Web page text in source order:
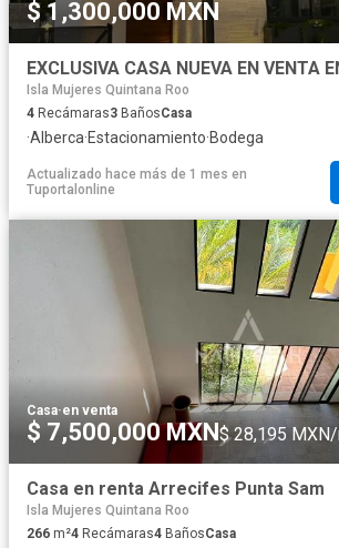
$ 1,300,000 MXN
Isla Mujeres Quintana Roo
4 Recámaras3 BañosCasa
·Alberca·Estacionamiento·Bodega
Actualizado hace más de 1 mes en
Tuportalonline
Casa·en venta
$ 7,500,000 MXN $ 28,195 MXN/
Casa en renta Arrecifes Punta Sam
Isla Mujeres Quintana Roo
266 m²4 Recámaras4 BañosCasa